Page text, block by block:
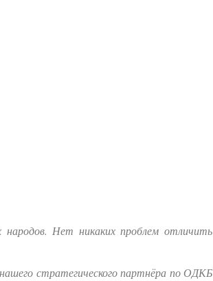
народов. Нет никаких проблем отличить
стратегического партнёра по ОДКБ